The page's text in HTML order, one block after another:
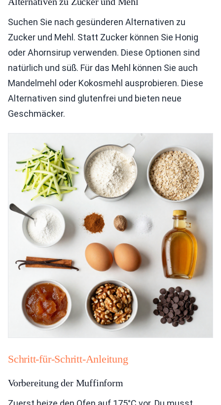
Suchen Sie nach gesünderen Alternativen zu
Zucker und Mehl. Statt Zucker können Sie Honig
oder Ahornsirup verwenden. Diese Optionen sind
natürlich und süß. Für das Mehl können Sie auch
Mandelmehl oder Kokosmehl ausprobieren. Diese
Alternativen sind glutenfrei und bieten neue
Geschmäcker.
Schritt-für-Schritt-Anleitung
Vorbereitung der Muffinform